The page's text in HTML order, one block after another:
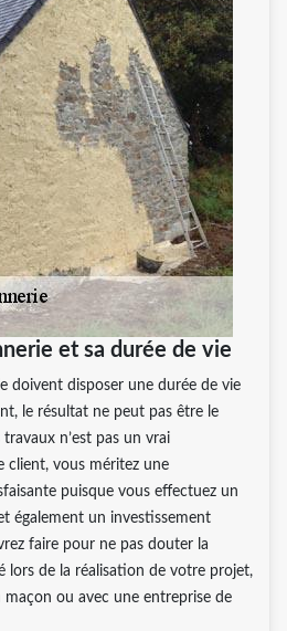
et sa durée de vie
doivent disposer une durée de vie
le résultat ne peut pas être le
n’est pas un vrai
client, vous méritez une
puisque vous effectuez un
également un investissement
faire pour ne pas douter la
lors de la réalisation de votre projet,
maçon ou avec une entreprise de